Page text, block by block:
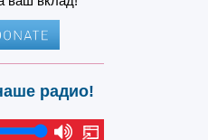
радио!